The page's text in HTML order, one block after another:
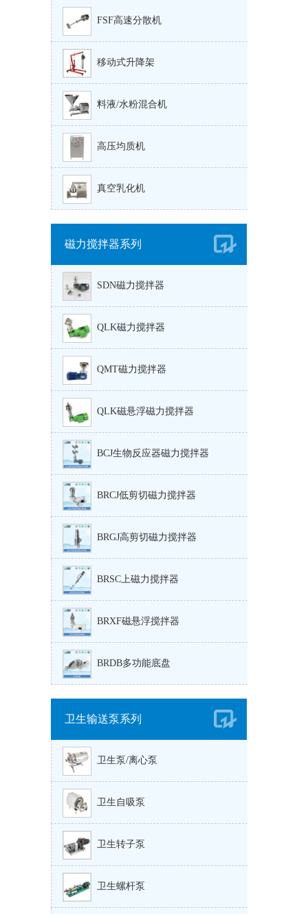
FSF高速分散机
移动式升降架
料液/水粉混合机
高压均质机
真空乳化机
磁力搅拌器系列
SDN磁力搅拌器
QLK磁力搅拌器
QMT磁力搅拌器
QLK磁悬浮磁力搅拌器
BCJ生物反应器磁力搅拌器
BRCJ低剪切磁力搅拌器
BRGJ高剪切磁力搅拌器
BRSC上磁力搅拌器
BRXF磁悬浮搅拌器
BRDB多功能底盘
卫生输送泵系列
卫生泵/离心泵
卫生自吸泵
卫生转子泵
卫生螺杆泵